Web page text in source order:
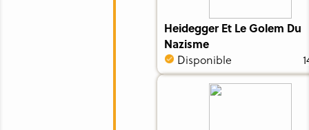
Heidegger Et Le Golem Du
Nazisme
Disponible